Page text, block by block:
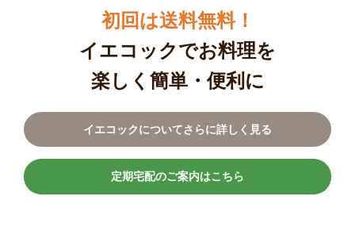
初回は送料無料！
イエコックでお料理を
楽しく簡単・便利に
イエコックについてさらに詳しく見る
定期宅配のご案内はこちら